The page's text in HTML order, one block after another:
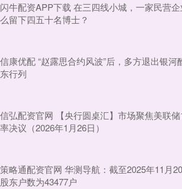
闪牛配资APP下载 在三四线小城，一家民营
么留下四五十名博士？
信康优配 “赵露思合约风波”后，多方退出银河
东行列
信弘配资官网 【央行圆桌汇】市场聚焦美联储
率决议（2026年1月26日）
策略通配资官网 华测导航：截至2025年11月
股东户数为43477户